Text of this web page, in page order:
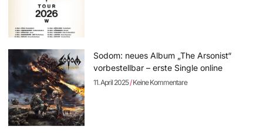
Sodom: neues Album „The Arsonist“
vorbestellbar – erste Single online
11. April 2025 Keine Kommentare